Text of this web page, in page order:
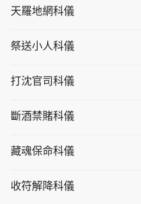
天羅地網科儀
祭送小人科儀
打沈官司科儀
斷酒禁賭科儀
藏魂保命科儀
收符解降科儀